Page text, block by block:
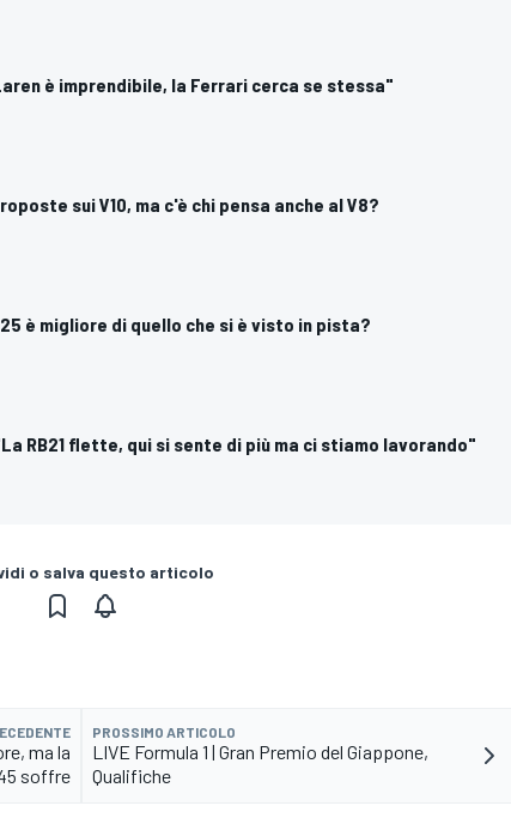
è imprendibile, la Ferrari cerca se stessa"
sui V10, ma c'è chi pensa anche al V8?
è migliore di quello che si è visto in pista?
RB21 flette, qui si sente di più ma ci stiamo lavorando"
o salva questo articolo
ma la
soffre
PROSSIMO ARTICOLO
LIVE Formula 1 | Gran Premio del Giappone,
Qualifiche